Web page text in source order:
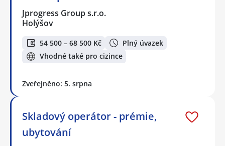
Jprogress Group s.r.o.
Holýšov
54 500 – 68 500 Kč
Plný úvazek
Vhodné také pro cizince
Zveřejněno: 5. srpna
Skladový operátor - prémie,
ubytování